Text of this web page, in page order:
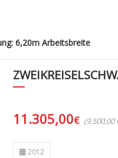
6,20m Arbeitsbreite
11.305,00€ (9.500,00
2012